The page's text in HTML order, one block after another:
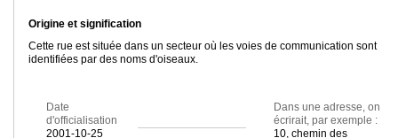
Origine et signification
Cette rue est située dans un secteur où les voies de communication sont
identifiées par des noms d'oiseaux.
Date
d'officialisation
2001-10-25
Dans une adresse, on
écrirait, par exemple :
10, chemin des